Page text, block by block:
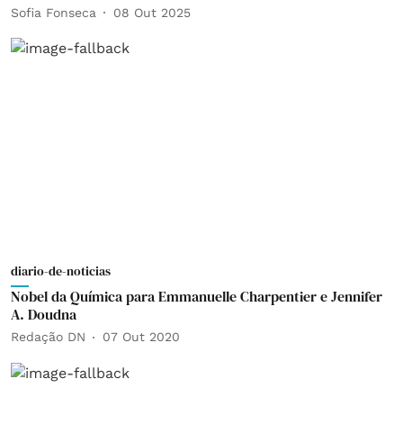
Sofia Fonseca 08 Out 2025
diario-de-noticias
Nobel da Química para Emmanuelle Charpentier e Jennifer
A. Doudna
Redação DN 07 Out 2020